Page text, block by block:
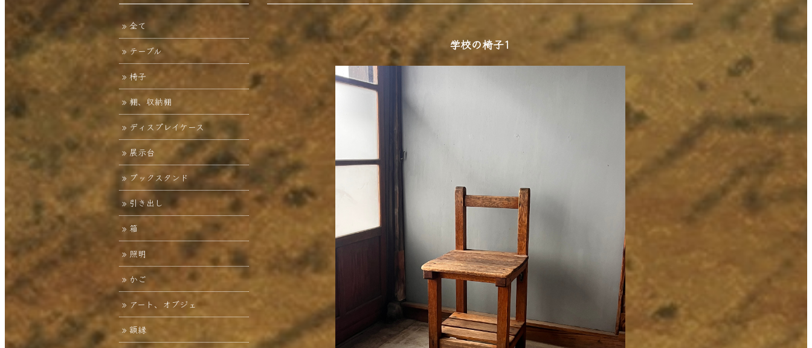
学校の椅子1
全て
テーブル
椅子
棚、収納棚
ディスプレイケース
展示台
ブックスタンド
引き出し
箱
照明
かご
アート、オブジェ
額縁